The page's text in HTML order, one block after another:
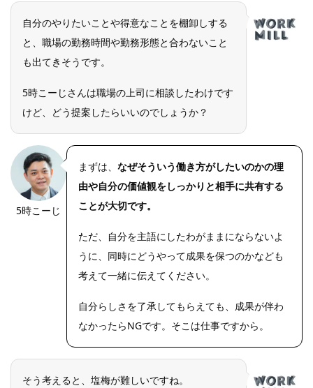
自分のやりたいことや得意なことを棚卸しする
と、職場の勤務時間や勤務形態と合わないこと
も出てきそうです。
5時こーじさんは職場の上司に相談したわけです
けど、どう提案したらいいのでしょうか？
5時こーじ
まずは、 なぜそういう働き方がしたいのかの理
由や自分の価値観をしっかりと相手に共有する
ことが大切です。
ただ、自分を主語にしたわがままにならないよ
うに、同時にどうやって成果を保つのかなども
考えて一緒に伝えてください。
自分らしさを了承してもらえても、成果が伴わ
なかったらNGです。そこは仕事ですから。
そう考えると、塩梅が難しいですね。